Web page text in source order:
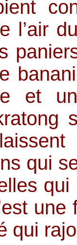
l’air
et
qui
qui